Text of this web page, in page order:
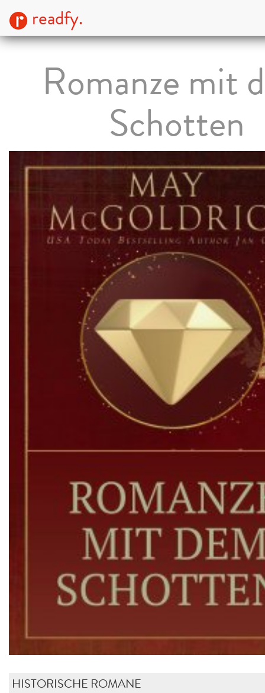
readfy.
Romanze mit
Schotten
HISTORISCHE ROMANE